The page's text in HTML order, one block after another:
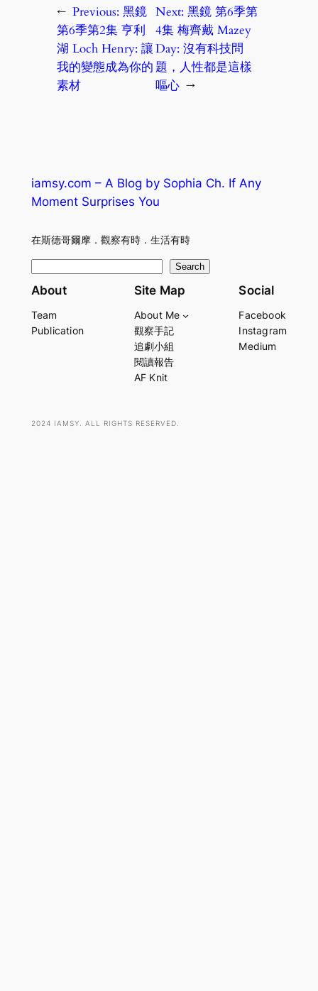
← Previous: 黑鏡
第6季第2集 亨利
湖 Loch Henry: 讓
我的變態成為你的
素材
Next:黑鏡 第6季第
4集 梅齊戴 Mazey
Day: 沒有科技問
題，人性都是這樣
嘔心 →
iamsy.com – A Blog by Sophia Ch. If Any
Moment Surprises You
在斯德哥爾摩．觀察有時．生活有時
e
r
Search
About
Team
Publication
Site Map
About Me
觀察手記
追劇小組
閱讀報告
AF Knit
Social
Facebook
Instagram
Medium
2024 IAMSY. ALL RIGHTS RESERVED.